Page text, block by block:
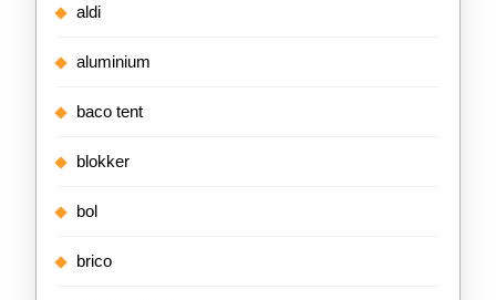
aldi
aluminium
baco tent
blokker
bol
brico